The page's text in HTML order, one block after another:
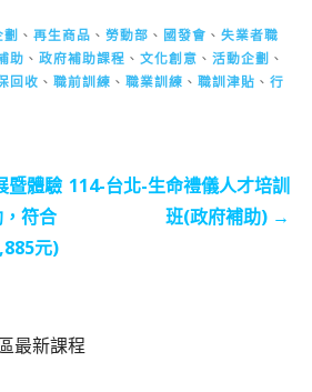
劃 、 再生商品 、 勞動部 、 國發會 、 失業者職
助 、 政府補助課程 、 文化創意 、 活動企劃 、
回收 、 職前訓練 、 職業訓練 、 職訓津貼 、 行
暨體驗
符合
元)
114-台北-生命禮儀人才培訓
班(政府補助) →
最新課程